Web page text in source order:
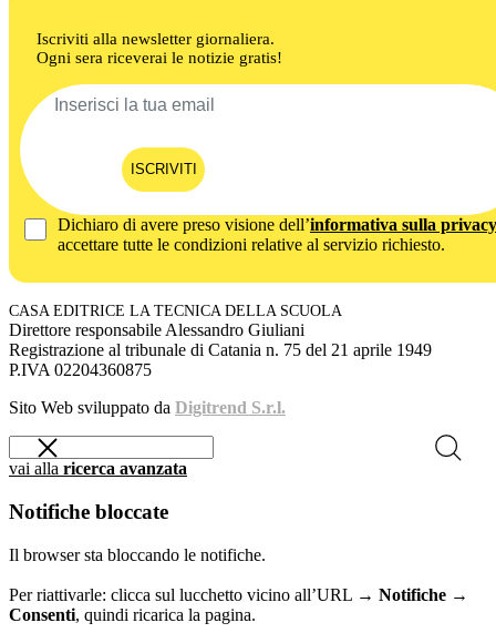
Iscriviti alla newsletter giornaliera.
Ogni sera riceverai le notizie gratis!
ISCRIVITI
Dichiaro di avere preso visione dell’informativa sulla privacy
accettare tutte le condizioni relative al servizio richiesto.
CASA EDITRICE LA TECNICA DELLA SCUOLA
Direttore responsabile Alessandro Giuliani
Registrazione al tribunale di Catania n. 75 del 21 aprile 1949
P.IVA 02204360875
Sito Web sviluppato da Digitrend S.r.l.
vai alla ricerca avanzata
Notifiche bloccate
Il browser sta bloccando le notifiche.
Per riattivarle: clicca sul lucchetto vicino all’URL → Notifiche →
Consenti, quindi ricarica la pagina.